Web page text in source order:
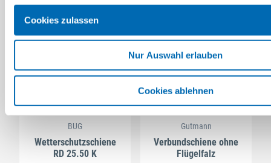
Cookies zulassen
Nur Auswahl erlauben
Cookies ablehnen
BUG
Wetterschutzschiene
RD 25.50 K
Gutmann
Verbundschiene ohne
Flügelfalz